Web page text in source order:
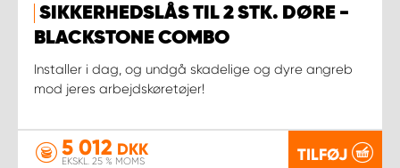
SIKKERHEDSLÅS TIL 2 STK. DØRE -
BLACKSTONE COMBO
Installer i dag, og undgå skadelige og dyre angreb
mod jeres arbejdskøretøjer!
5 012 DKK
EKSKL. 25 % MOMS TILFØJ